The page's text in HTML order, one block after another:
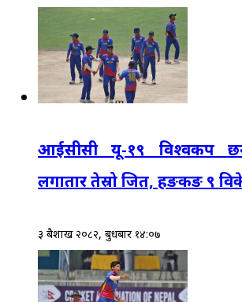
आईसीसी यू-१९ विश्वकप
लगातार तेस्रो जित, हङकङ ९
३ बैशाख २०८२, बुधबार १४:०७